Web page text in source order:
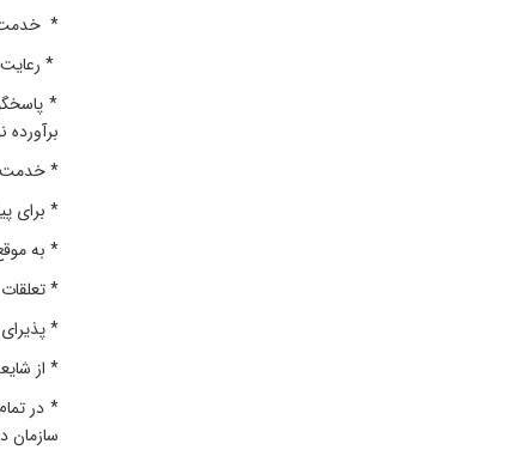
* خدمت
*
*
برآورده
* خدمت
* برای
* به
*
*
* از
* در
سازمان